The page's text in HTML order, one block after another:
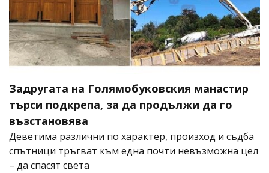
Задругата на Голямобуковския манастир
търси подкрепа, за да продължи да го
възстановява
Деветима различни по характер, произход и съдба
спътници тръгват към една почти невъзможна цел
– да спасят света